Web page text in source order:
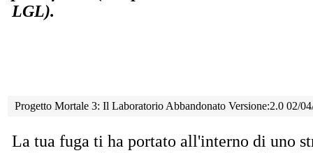
LGL).
Progetto Mortale 3: Il Laboratorio Abbandonato Versione:2.0 02/
La tua fuga ti ha portato all'interno di uno